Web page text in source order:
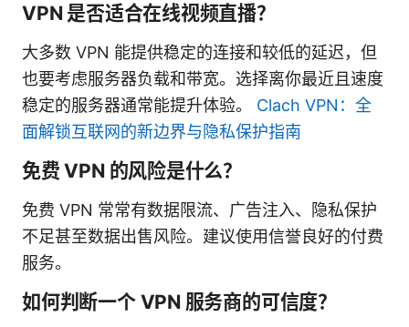
VPN 是否适合在线视频直播？
大多数 VPN 能提供稳定的连接和较低的延迟，但
也要考虑服务器负载和带宽。选择离你最近且速度
稳定的服务器通常能提升体验。 Clach VPN：全
面解锁互联网的新边界与隐私保护指南
免费 VPN 的风险是什么？
免费 VPN 常常有数据限流、广告注入、隐私保护
不足甚至数据出售风险。建议使用信誉良好的付费
服务。
如何判断一个 VPN 服务商的可信度？